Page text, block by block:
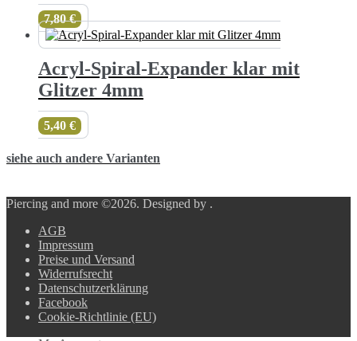
7,80€
Acryl-Spiral-Expander klar mit
Glitzer 4mm
5,40 €
siehe auch andere Varianten
Piercing and more ©2026. Designed by .
AGB
Impressum
Preise und Versand
Widerrufsrecht
Datenschutzerklärung
Facebook
Cookie-Richtlinie (EU)